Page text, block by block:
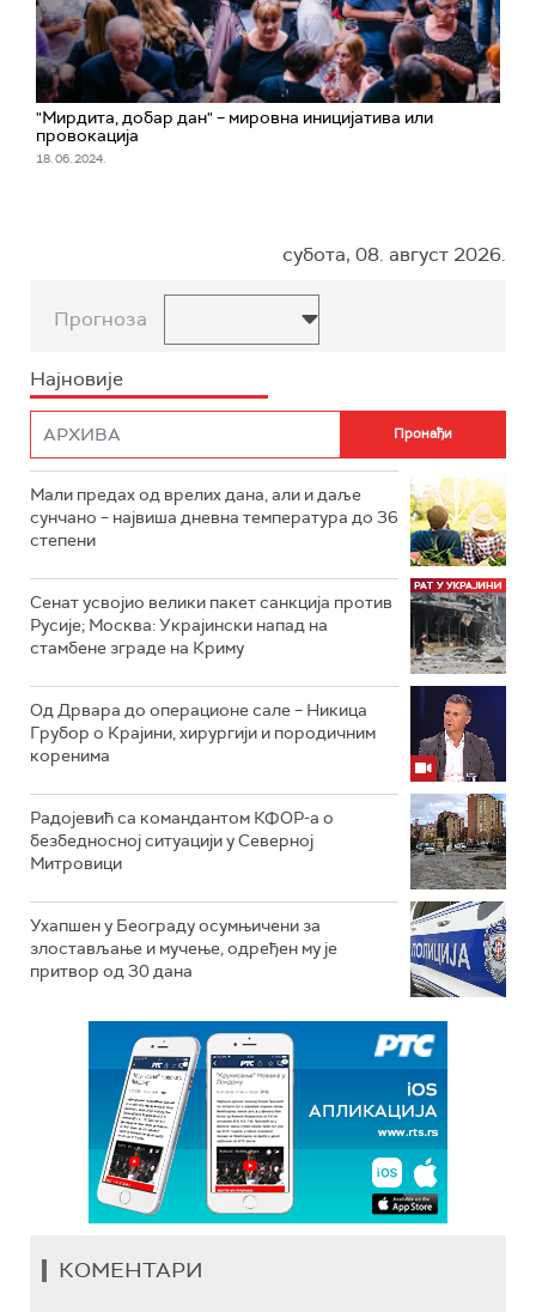
"Мирдита, добар дан" – мировна иницијатива или
провокација
18. 06. 2024.
субота, 08. август 2026.
Прогноза
Најновије
Мали предах од врелих дана, али и даље
сунчано – највиша дневна температура до 36
степени
Сенат усвојио велики пакет санкција против
Русије; Москва: Украјински напад на
стамбене зграде на Криму
Од Дрвара до операционе сале – Никица
Грубор о Крајини, хирургији и породичним
коренима
Радојевић са командантом КФОР-а о
безбедносној ситуацији у Северној
Митровици
Ухапшен у Београду осумњичени за
злостављање и мучење, одређен му је
притвор од 30 дана
КОМЕНТАРИ